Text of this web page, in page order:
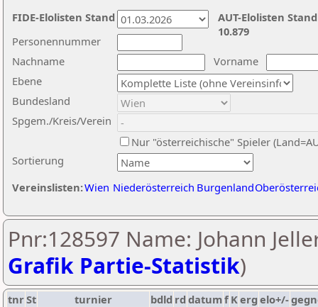
Nachname
Vorname
Ebene
Sortierung
Personennummer
Bundesland
Spgem./Kreis/Verein
Nur "österreichische" Spieler
Vereinslisten:Wien Niederösterreich Burgenland
AUT-Elolisten
10.879
FIDE-Elolisten Stand
Pnr:128597 Name: Johann
Grafik Partie-Statistik)
tnrSt turnier bdld rd datumf Kerg elo+/-